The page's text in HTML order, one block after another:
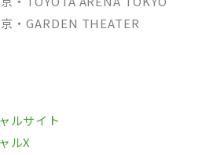
・GARDEN THEATER
ルサイト
ルX